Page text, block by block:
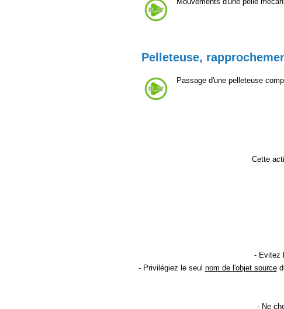
Pelleteuse,
Passage d'une pelleteuse
Cette
- Evitez
- Privilégiez le seul nom de l'objet source
- Ne